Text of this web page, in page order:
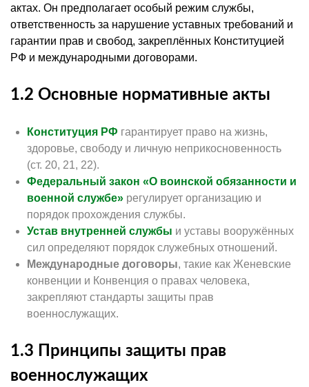
актах. Он предполагает особый режим службы,
ответственность за нарушение уставных требований и
гарантии прав и свобод, закреплённых Конституцией
РФ и международными договорами.
1.2 Основные нормативные акты
Конституция РФ гарантирует право на жизнь,
здоровье, свободу и личную неприкосновенность
(ст. 20, 21, 22).
Федеральный закон «О воинской обязанности и
военной службе» регулирует организацию и
порядок прохождения службы.
Устав внутренней службы и уставы вооружённых
сил определяют порядок служебных отношений.
Международные договоры, такие как Женевские
конвенции и Конвенция о правах человека,
закрепляют стандарты защиты прав
военнослужащих.
1.3 Принципы защиты прав
военнослужащих